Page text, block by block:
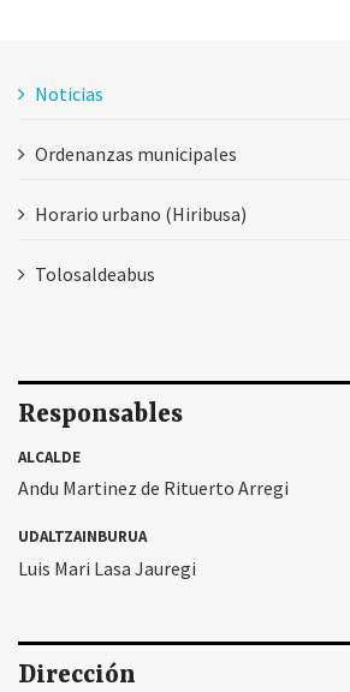
Noticias
Ordenanzas municipales
Horario urbano (Hiribusa)
Tolosaldeabus
Responsables
ALCALDE
Andu Martinez de Rituerto Arregi
UDALTZAINBURUA
Luis Mari Lasa Jauregi
Dirección